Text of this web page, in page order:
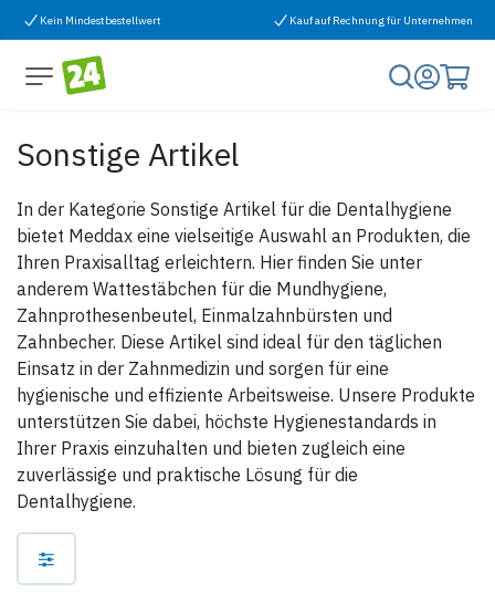
Zum Inhalt springen
Kein Mindestbestellwert Kauf auf Rechnung für Unternehmen
Sonstige Artikel
In der Kategorie Sonstige Artikel für die Dentalhygiene
bietet Meddax eine vielseitige Auswahl an Produkten, die
Ihren Praxisalltag erleichtern. Hier finden Sie unter
anderem Wattestäbchen für die Mundhygiene,
Zahnprothesenbeutel, Einmalzahnbürsten und
Zahnbecher. Diese Artikel sind ideal für den täglichen
Einsatz in der Zahnmedizin und sorgen für eine
hygienische und effiziente Arbeitsweise. Unsere Produkte
unterstützen Sie dabei, höchste Hygienestandards in
Ihrer Praxis einzuhalten und bieten zugleich eine
zuverlässige und praktische Lösung für die
Dentalhygiene.